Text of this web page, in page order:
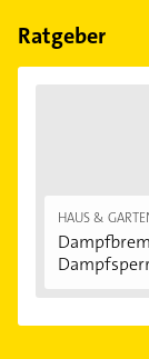
Ratgeber
HAUS &